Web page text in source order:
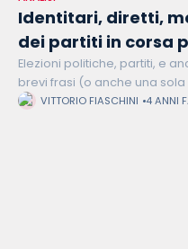
Identitari, diretti,
dei partiti in corsa
Elezioni politiche, partiti, e
brevi frasi (o anche una
le principali peculiarità di un
VITTORIO FIASCHINI 4 ANNI